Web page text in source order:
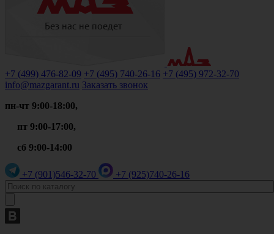
+7 (499) 476-82-09 +7 (495) 740-26-16 +7 (495) 972-32-70
info@mazgarant.ru Заказать звонок
пн-чт 9:00-18:00,
пт 9:00-17:00,
сб 9:00-14:00
+7 (901)546-32-70 +7 (925)740-26-16